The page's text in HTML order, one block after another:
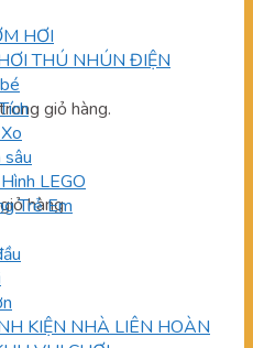
giỏ hàng.
hàng.
HƠI
THÚ NHÚN ĐIỆN
sâu
LEGO
Trẻ Em
KIỆN NHÀ LIÊN HOÀN